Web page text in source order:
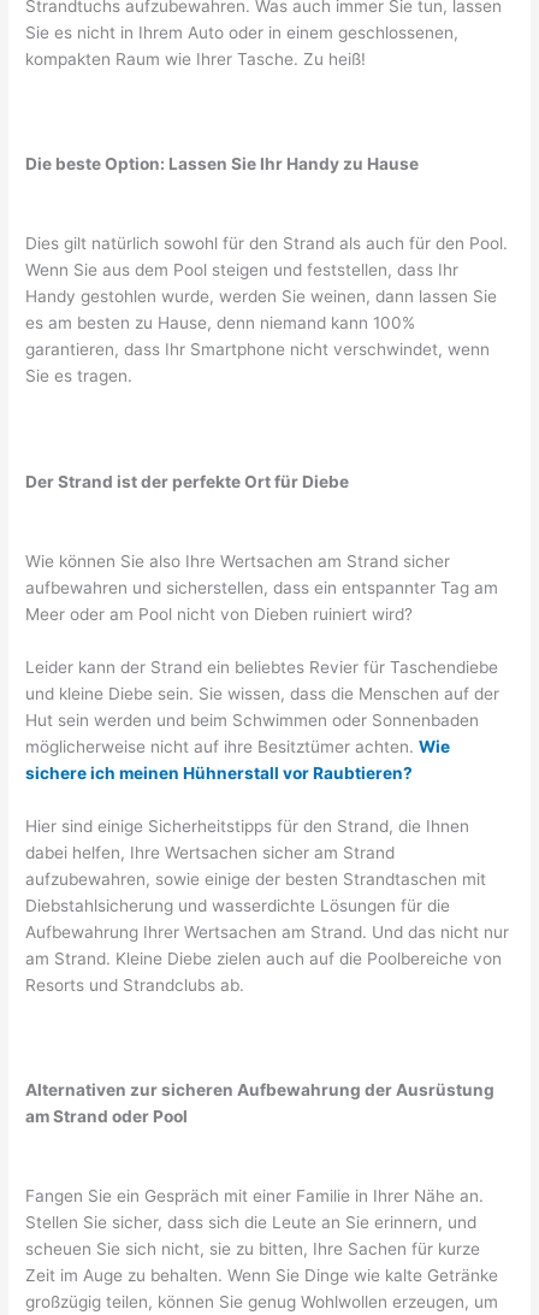
Strandtuchs aufzubewahren. Was auch immer Sie tun, lassen
Sie es nicht in Ihrem Auto oder in einem geschlossenen,
kompakten Raum wie Ihrer Tasche. Zu heiß!
Die beste Option: Lassen Sie Ihr Handy zu Hause
Dies gilt natürlich sowohl für den Strand als auch für den Pool.
Wenn Sie aus dem Pool steigen und feststellen, dass Ihr
Handy gestohlen wurde, werden Sie weinen, dann lassen Sie
es am besten zu Hause, denn niemand kann 100%
garantieren, dass Ihr Smartphone nicht verschwindet, wenn
Sie es tragen.
Der Strand ist der perfekte Ort für Diebe
Wie können Sie also Ihre Wertsachen am Strand sicher
aufbewahren und sicherstellen, dass ein entspannter Tag am
Meer oder am Pool nicht von Dieben ruiniert wird?
Leider kann der Strand ein beliebtes Revier für Taschendiebe
und kleine Diebe sein. Sie wissen, dass die Menschen auf der
Hut sein werden und beim Schwimmen oder Sonnenbaden
möglicherweise nicht auf ihre Besitztümer achten.Wie
sichere ich meinen Hühnerstall vor Raubtieren?
Hier sind einige Sicherheitstipps für den Strand, die Ihnen
dabei helfen, Ihre Wertsachen sicher am Strand
aufzubewahren, sowie einige der besten Strandtaschen mit
Diebstahlsicherung und wasserdichte Lösungen für die
Aufbewahrung Ihrer Wertsachen am Strand. Und das nicht nur
am Strand. Kleine Diebe zielen auch auf die Poolbereiche von
Resorts und Strandclubs ab.
Alternativen zur sicheren Aufbewahrung der Ausrüstung
am Strand oder Pool
Fangen Sie ein Gespräch mit einer Familie in Ihrer Nähe an.
Stellen Sie sicher, dass sich die Leute an Sie erinnern, und
scheuen Sie sich nicht, sie zu bitten, Ihre Sachen für kurze
Zeit im Auge zu behalten. Wenn Sie Dinge wie kalte Getränke
großzügig teilen, können Sie genug Wohlwollen erzeugen, um